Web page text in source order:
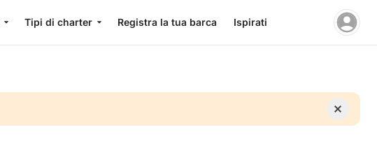
Tipi di charter Registra la tua barca Ispirati